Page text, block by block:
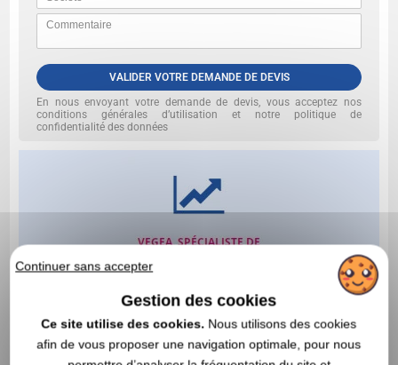
VALIDER VOTRE DEMANDE DE DEVIS
En nous envoyant votre demande de devis, vous acceptez nos
conditions générales d’utilisation et notre politique de
confidentialité des données
Continuer sans accepter
Gestion des cookies
Ce site utilise des cookies. Nous utilisons des cookies
afin de vous proposer une navigation optimale, pour nous